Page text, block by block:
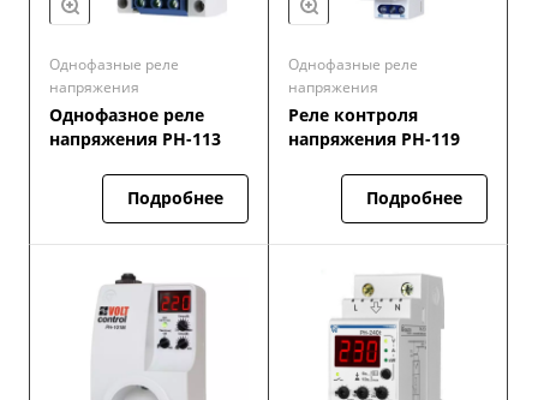
Однофазные реле
напряжения
Однофазное реле
напряжения РН-113
Подробнее
Однофазные реле
напряжения
Реле контроля
напряжения РН-119
Подробнее